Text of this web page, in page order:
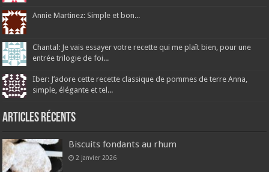
Annie Martinez: Simple et bon...
Chantal: Je vais essayer votre recette qui me plaît bien, pour une
entrée trilogie de foi...
Iber: J’adore cette recette classique de pommes de terre Anna,
simple, élégante et tel...
Articles récents
Biscuits fondants au rhum
2 janvier 2026